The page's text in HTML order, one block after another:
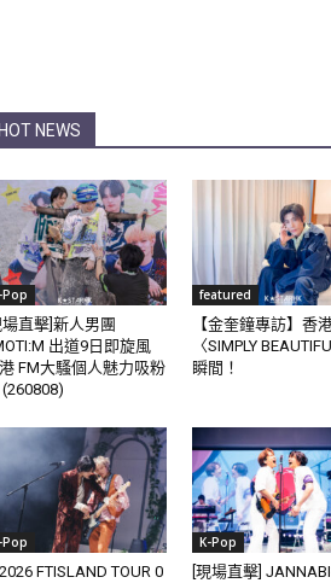
HOT NEWS
Pop
場直擊]新人男團
出道9日即旋風
FM大騷個人魅力吸粉
featured
【金奎鐘專訪】香
〈SIMPLY
瞬間！
Pop
2026 FTISLAND TOUR 0
K-Pop
[現場直擊]